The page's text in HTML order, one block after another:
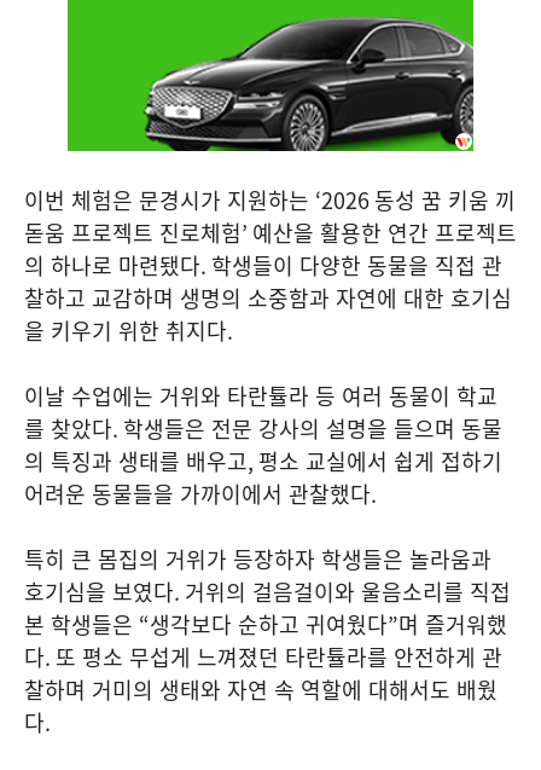
이번 체험은 문경시가 지원하는 ‘2026동성 꿈 키움 끼
돋움 프로젝트 진로체험’ 예산을 활용한 연간 프로젝트
의 하나로 마련됐다. 학생들이 다양한 동물을 직접 관
찰하고 교감하며 생명의 소중함과 자연에 대한 호기심
을 키우기 위한 취지다.
이날 수업에는 거위와 타란튤라 등 여러 동물이 학교
를 찾았다. 학생들은 전문 강사의 설명을 들으며 동물
의 특징과 생태를 배우고, 평소 교실에서 쉽게 접하기
어려운 동물들을 가까이에서 관찰했다.
특히 큰 몸집의 거위가 등장하자 학생들은 놀라움과
호기심을 보였다. 거위의 걸음걸이와 울음소리를 직접
본 학생들은 “생각보다 순하고 귀여웠다”며 즐거워했
다. 또 평소 무섭게 느껴졌던 타란튤라를 안전하게 관
찰하며 거미의 생태와 자연 속 역할에 대해서도 배웠
다.